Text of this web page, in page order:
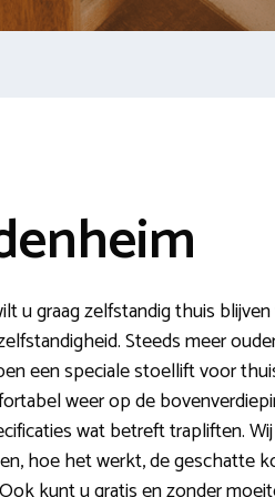
u graag zelfstandig thuis
Steeds meer
een speciale stoellift voor
weer op de
wat betreft trapliften.
hoe het werkt, de geschatte